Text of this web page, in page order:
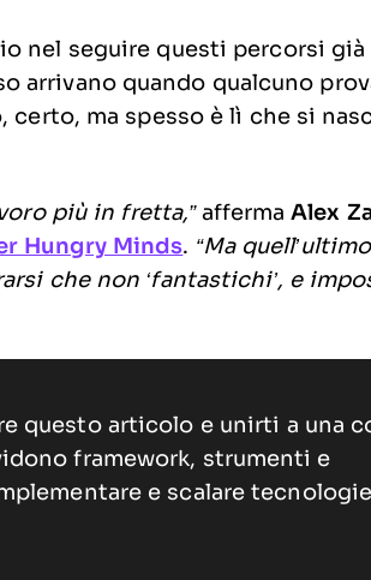
nel seguire questi percorsi
arrivano quando qualcuno
certo, ma spesso è lì che si
più in fretta,”affermaAlex
Hungry Minds. “Ma
che non ‘fantastichi’, e
questo articolo e unirti a una
framework, strumenti e
e scalare